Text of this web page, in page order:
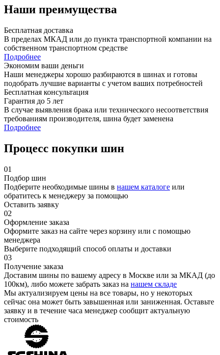
Наши преимущества
Бесплатная доставка
В пределах МКАД или до пункта транспортной компании на
собственном транспортном средстве
Подробнее
Экономим ваши деньги
Наши менеджеры хорошо разбираются в шинах и готовы
подобрать лучшие варианты с учетом ваших потребностей
Бесплатная консультация
Гарантия до 5 лет
В случае выявления брака или технического несоответствия
требованиям производителя, шина будет заменена
Подробнее
Процесс покупки шин
01
Подбор шин
Подберите необходимые шины в нашем каталоге или
обратитесь к менеджеру за помощью
Оставить заявку
02
Оформление заказа
Оформите заказ на сайте через корзину или с помощью
менеджера
Выберите подходящий способ оплаты и доставки
03
Получение заказа
Доставим шины по вашему адресу в Москве или за МКАД (до
100км), либо можете забрать заказ на нашем складе
Мы актуализируем цены на все товары, но у некоторых
сейчас она может быть завышенная или заниженная. Оставьте
заявку и в течение часа менеджер сообщит актуальную
стоимость